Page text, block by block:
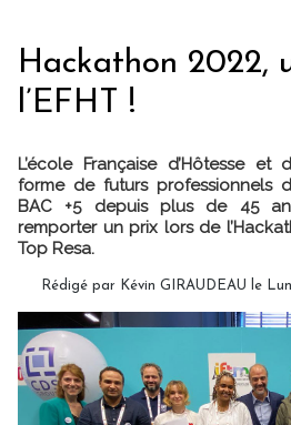
Hackathon 2022,
l’EFHT !
L’école Française d’Hôtesse et
forme de futurs professionnels
BAC +5 depuis plus de 45
remporter un prix lors de
Top Resa.
Rédigé par Kévin GIRAUDEAU le